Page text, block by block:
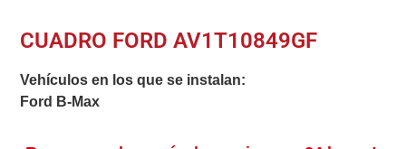
CUADRO FORD AV1T10849GF
Vehículos en los que se instalan:
Ford B-Max